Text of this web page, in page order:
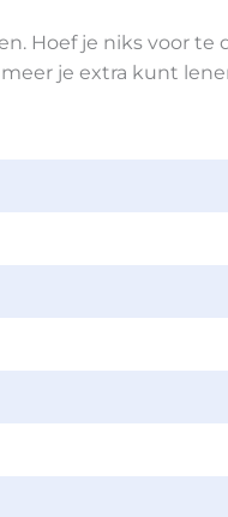
Hoef je niks voor te
je extra kunt